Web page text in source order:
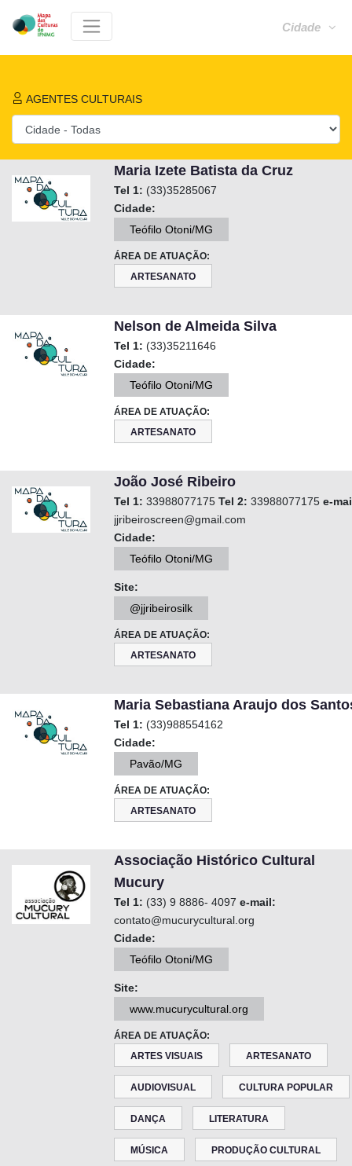
Cidade
AGENTES CULTURAIS
Maria Izete Batista da Cruz
Tel 1: (33)35285067
Cidade:
Teófilo Otoni/MG
ÁREA DE ATUAÇÃO:
ARTESANATO
Nelson de Almeida Silva
Tel 1: (33)35211646
Cidade:
Teófilo Otoni/MG
ÁREA DE ATUAÇÃO:
ARTESANATO
João José Ribeiro
Tel 1: 33988077175 Tel 2: 33988077175 e-
jjribeiroscreen@gmail.com
Cidade:
Teófilo Otoni/MG
Site:
@jjribeirosilk
ÁREA DE ATUAÇÃO:
ARTESANATO
Maria Sebastiana Araujo dos
Tel 1: (33)988554162
Cidade:
Pavão/MG
ÁREA DE ATUAÇÃO:
ARTESANATO
Associação Histórico Cultural
Mucury
Tel 1: (33) 9 8886- 4097 e-mail:
contato@mucurycultural.org
Cidade:
Teófilo Otoni/MG
Site:
www.mucurycultural.org
ÁREA DE ATUAÇÃO:
ARTES VISUAIS
ARTESANATO
AUDIOVISUAL CULTURA POPULAR
DANÇA LITERATURA
MÚSICA PRODUÇÃO CULTURAL